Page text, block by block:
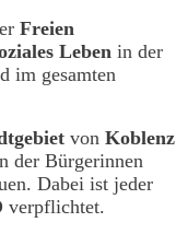
Freien
Leben in der
im gesamten
von Koblenz
der Bürgerinnen
Dabei ist jeder
verpflichtet.